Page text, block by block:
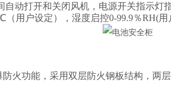
自动打开和关闭风机，电源开关指示灯
（用户设定），湿度启控0-99.9％RH(用
火功能，采用双层防火钢板结构，两